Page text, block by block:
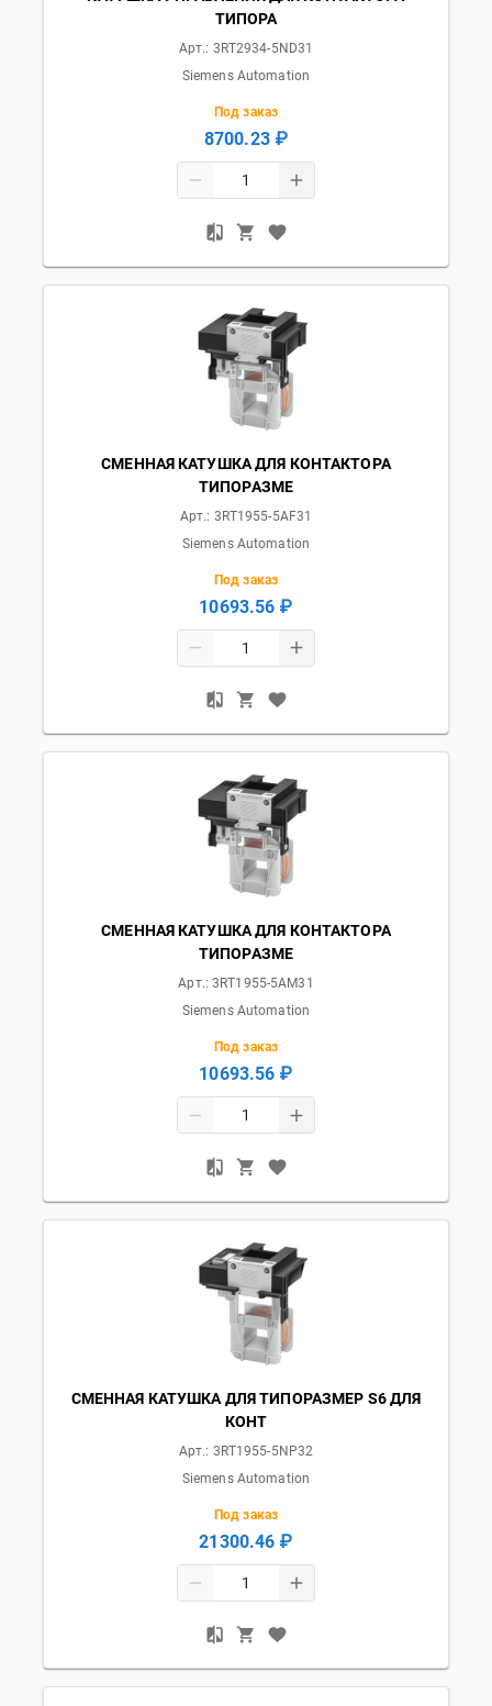
ТИПОРА
Арт.: 3RT2934-5ND31
Siemens Automation
Под заказ
8700.23 ₽
СМЕННАЯ КАТУШКА ДЛЯ КОНТАКТОРА
ТИПОРАЗМЕ
Арт.: 3RT1955-5AF31
Siemens Automation
Под заказ
10693.56 ₽
СМЕННАЯ КАТУШКА ДЛЯ КОНТАКТОРА
ТИПОРАЗМЕ
Арт.:3RT1955-5AM31
Siemens Automation
Под заказ
10693.56 ₽
СМЕННАЯ КАТУШКА ДЛЯ ТИПОРАЗМЕР S6 ДЛЯ
КОНТ
Арт.: 3RT1955-5NP32
Siemens Automation
Под заказ
21300.46 ₽